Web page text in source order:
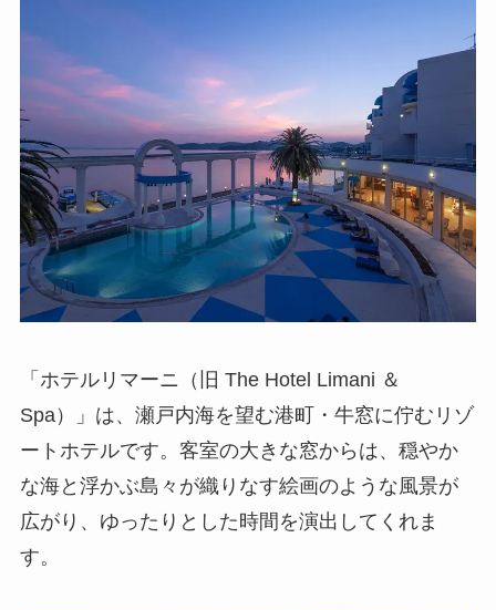
「ホテルリマーニ（旧 The Hotel Limani ＆
Spa）」は、瀬戸内海を望む港町・牛窓に佇むリゾ
ートホテルです。客室の大きな窓からは、穏やか
な海と浮かぶ島々が織りなす絵画のような風景が
広がり、ゆったりとした時間を演出してくれま
す。